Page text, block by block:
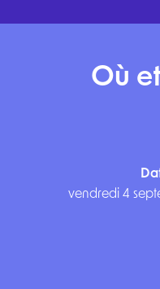
Qui
Où
vendredi 4